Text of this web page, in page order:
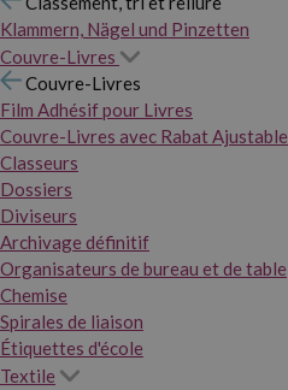
Klammern, Nägel und Pinzetten
Couvre-Livres
Couvre-Livres
Film Adhésif pour Livres
Couvre-Livres avec Rabat Ajustable
Classeurs
Dossiers
Diviseurs
Archivage définitif
Organisateurs de bureau et de table
Chemise
Spirales de liaison
Étiquettes d'école
Textile